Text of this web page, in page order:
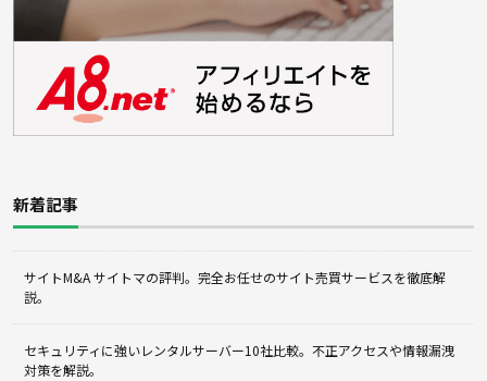
新着記事
サイトM&A サイトマの評判。完全お任せのサイト売買サービスを徹底解
説。
セキュリティに強いレンタルサーバー10社比較。不正アクセスや情報漏洩
対策を解説。